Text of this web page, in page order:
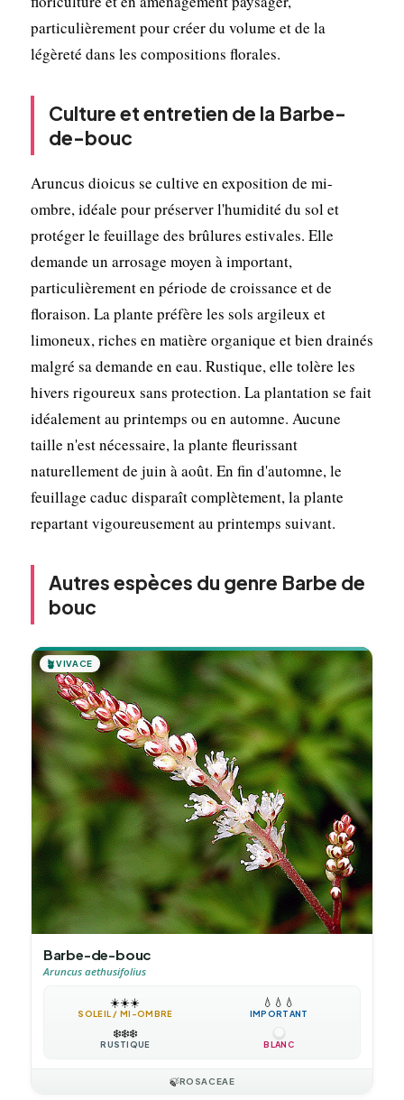
particulièrement pour créer du volume et de la
légèreté dans les compositions florales.
Culture et entretien de la Barbe-
de-bouc
Aruncus dioicus se cultive en exposition de mi-
ombre, idéale pour préserver l'humidité du sol et
protéger le feuillage des brûlures estivales. Elle
demande un arrosage moyen à important,
particulièrement en période de croissance et de
floraison. La plante préfère les sols argileux et
limoneux, riches en matière organique et bien drainés
malgré sa demande en eau. Rustique, elle tolère les
hivers rigoureux sans protection. La plantation se fait
idéalement au printemps ou en automne. Aucune
taille n'est nécessaire, la plante fleurissant
naturellement de juin à août. En fin d'automne, le
feuillage caduc disparaît complètement, la plante
repartant vigoureusement au printemps suivant.
Autres espèces du genre Barbe de
bouc
🪴VIVACE
Barbe-de-bouc
Aruncus aethusifolius
☀️☀️☀️
SOLEIL / MI-OMBRE
💧 💧 💧
IMPORTANT
❄️❄️❄️
RUSTIQUE BLANC
🍃ROSACEAE